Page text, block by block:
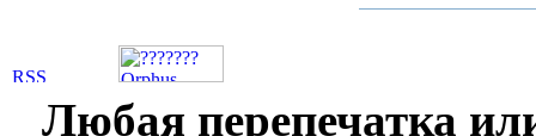
Любая перепечатка